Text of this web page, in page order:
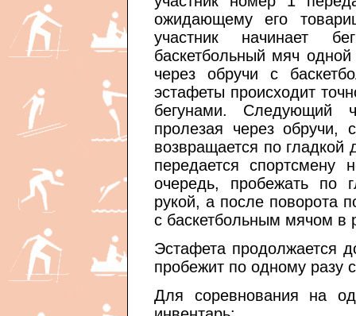
ожидающему его
участник начинает
баскетбольный мяч
через обручи с
эстафеты происходит
бегунами. Следующий
пролезая через обручи,
возвращается по
передается
очередь, пробежать по
рукой, а после поворота
с баскетбольным мячом в
Эстафета продолжается
пробежит по одному разу
Для соревнования на